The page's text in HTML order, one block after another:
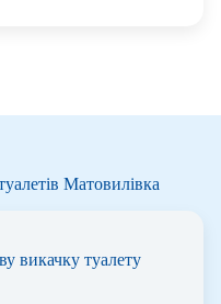
Матовилівка
викачку туалету